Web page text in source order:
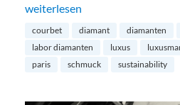
„Diamanten aus dem Labor –
weiterlesen
courbet diamant diamanten
labor diamanten
luxus
paris
schmuck sustainability